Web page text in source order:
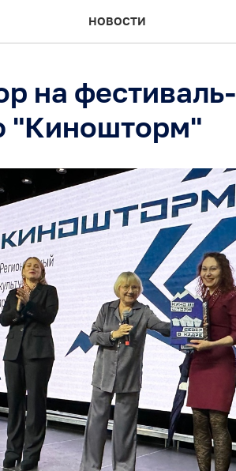
НОВОСТИ
на фестиваль-
"Киношторм"